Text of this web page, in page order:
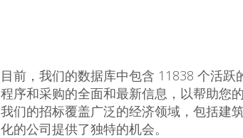
目前，我们的数据库中包含 11838 个活
程序和采购的全面和最新信息，以帮助您
我们的招标覆盖广泛的经济领域，包括建
化的公司提供了独特的机会。